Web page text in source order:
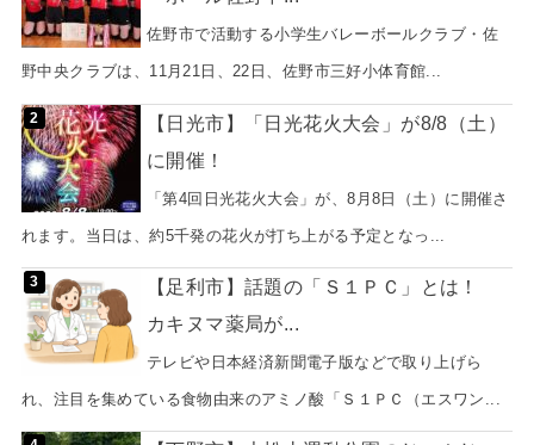
佐野市で活動する小学生バレーボールクラブ・佐
野中央クラブは、11月21日、22日、佐野市三好小体育館...
【日光市】「日光花火大会」が8/8（土）
に開催！
「第4回日光花火大会」が、8月8日（土）に開催さ
れます。当日は、約5千発の花火が打ち上がる予定となっ...
【足利市】話題の「Ｓ１ＰＣ」とは！
カキヌマ薬局が...
テレビや日本経済新聞電子版などで取り上げら
れ、注目を集めている食物由来のアミノ酸「Ｓ１ＰＣ（エスワン...